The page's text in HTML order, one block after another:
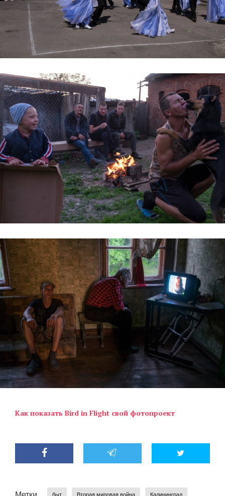
Как показать Bird in Flight свой фотопроект
быт Вторая мировая война Калининград